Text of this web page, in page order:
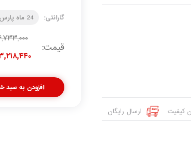
کیفیت ارسال رایگان
گارانتی:
قیمت:
۳,۲۱۸,۴۴۰
افزودن به سبد